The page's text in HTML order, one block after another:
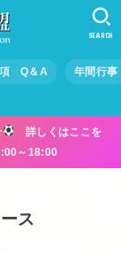
項 Q＆A 年間行事
SEARCH
詳しくはここを
～18:00
ース